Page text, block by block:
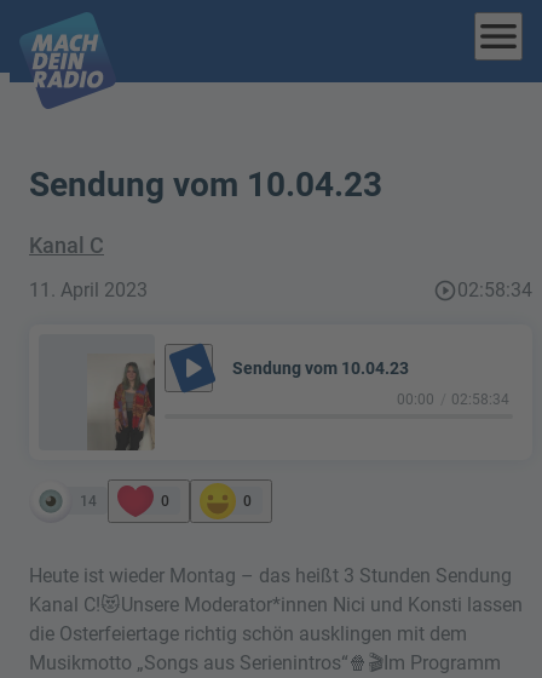
menu
Sendung vom 10.04.23
Kanal C
11. April 2023 play_circle_outline02:58:34
play_arrow Sendung vom 10.04.23
00:00 02:58:34
14 0 0
Heute ist wieder Montag – das heißt 3 Stunden Sendung
Kanal C!😻Unsere Moderator*innen Nici und Konsti lassen
die Osterfeiertage richtig schön ausklingen mit dem
Musikmotto „Songs aus Serienintros“🍿🎬Im Programm